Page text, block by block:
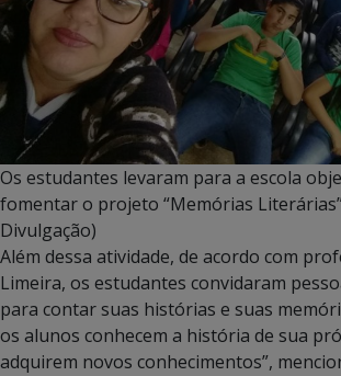
Os estudantes levaram para a escola
fomentar o projeto “Memórias
Divulgação)
Além dessa atividade, de acordo com
Limeira, os estudantes convidaram
para contar suas histórias e suas
os alunos conhecem a história de sua
adquirem novos conhecimentos”,